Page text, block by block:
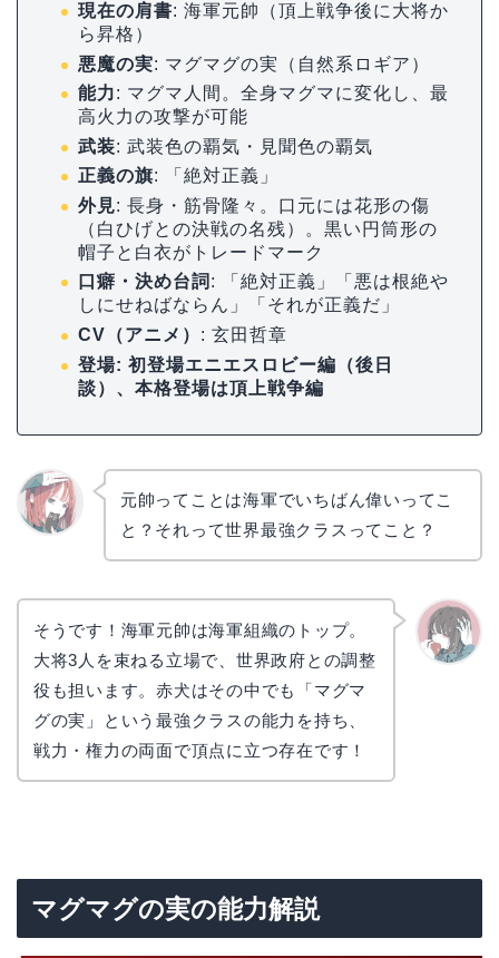
現在の肩書: 海軍元帥（頂上戦争後に大将か
ら昇格）
悪魔の実: マグマグの実（自然系ロギア）
能力: マグマ人間。全身マグマに変化し、最
高火力の攻撃が可能
武装: 武装色の覇気・見聞色の覇気
正義の旗: 「絶対正義」
外見: 長身・筋骨隆々。口元には花形の傷
（白ひげとの決戦の名残）。黒い円筒形の
帽子と白衣がトレードマーク
口癖・決め台詞 : 「絶対正義」「悪は根絶や
しにせねばならん」「それが正義だ」
CV（アニメ） : 玄田哲章
登場: 初登場エニエスロビー編（後日
談）、本格登場は頂上戦争編
元帥ってことは海軍でいちばん偉いってこ
と？それって世界最強クラスってこと？
そうです！海軍元帥は海軍組織のトップ。
大将3人を束ねる立場で、世界政府との調整
役も担います。赤犬はその中でも「マグマ
グの実」という最強クラスの能力を持ち、
戦力・権力の両面で頂点に立つ存在です！
マグマグの実の能力解説